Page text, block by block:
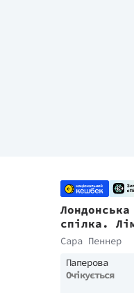
спілка.
видання
Сара Пеннер
Паперова
Очікується